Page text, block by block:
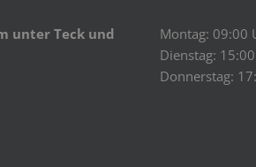
unter Teck und
Montag: 09:00
Dienstag:
Donnerstag: